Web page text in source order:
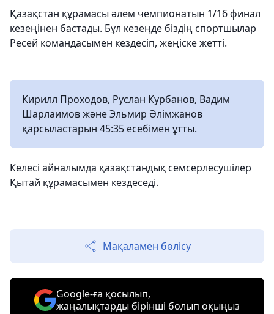
Қазақстан құрамасы әлем чемпионатын 1/16 финал
кезеңінен бастады. Бұл кезеңде біздің спортшылар
Ресей командасымен кездесіп, жеңіске жетті.
Кирилл Проходов, Руслан Курбанов, Вадим
Шарлаимов және Эльмир Әлімжанов
қарсыластарын 45:35 есебімен ұтты.
Келесі айналымда қазақстандық семсерлесушілер
Қытай құрамасымен кездеседі.
Мақаламен бөлісу
Google-ға қосылып,
жаңалықтарды бірінші болып оқыңыз